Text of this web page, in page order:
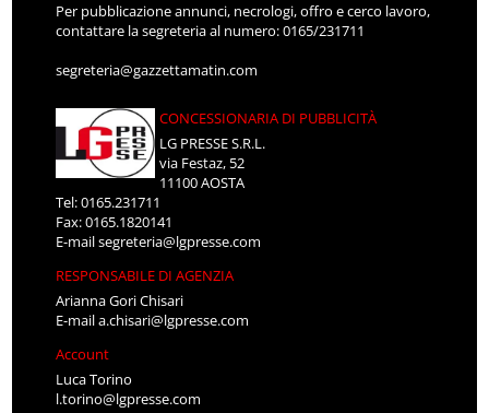
Per pubblicazione annunci, necrologi, offro e cerco lavoro,
contattare la segreteria al numero: 0165/231711
segreteria@gazzettamatin.com
CONCESSIONARIA DI PUBBLICITÀ
LG PRESSE S.R.L.
via Festaz, 52
11100 AOSTA
Tel: 0165.231711
Fax: 0165.1820141
E-mailsegreteria@lgpresse.com
RESPONSABILE DI AGENZIA
Arianna Gori Chisari
E-maila.chisari@lgpresse.com
Account
Luca Torino
l.torino@lgpresse.com